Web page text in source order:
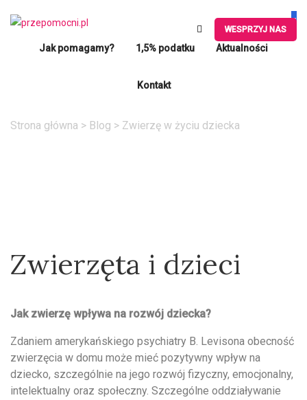
Jak pomagamy? 1,5% podatku Aktualności
Kontakt
WESPRZYJ NAS
Strona główna > Blog > Zwierzę w życiu dziecka
Zwierzęta i dzieci
Jak zwierzę wpływa na rozwój dziecka?
Zdaniem amerykańskiego psychiatry B. Levisona obecność
zwierzęcia w domu może mieć pozytywny wpływ na
dziecko, szczególnie na jego rozwój fizyczny, emocjonalny,
intelektualny oraz społeczny. Szczególne oddziaływanie